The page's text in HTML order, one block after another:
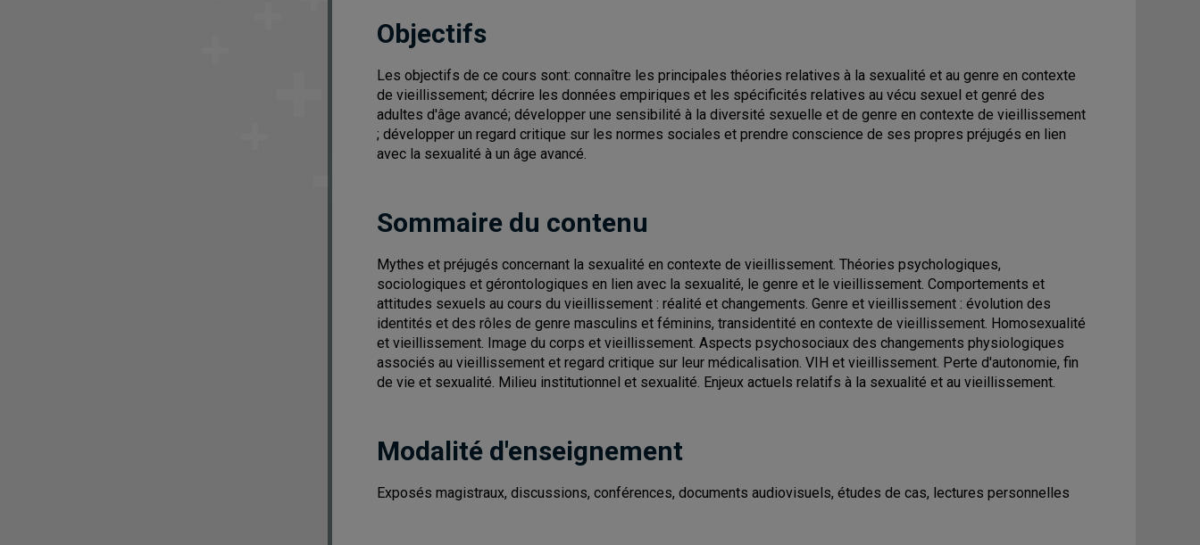
Objectifs
Les objectifs de ce cours sont: connaître les principales théories relatives à la sexualité et au genre en contexte
de vieillissement; décrire les données empiriques et les spécificités relatives au vécu sexuel et genré des
adultes d'âge avancé; développer une sensibilité à la diversité sexuelle et de genre en contexte de vieillissement
; développer un regard critique sur les normes sociales et prendre conscience de ses propres préjugés en lien
avec la sexualité à un âge avancé.
Sommaire du contenu
Mythes et préjugés concernant la sexualité en contexte de vieillissement. Théories psychologiques,
sociologiques et gérontologiques en lien avec la sexualité, le genre et le vieillissement. Comportements et
attitudes sexuels au cours du vieillissement : réalité et changements. Genre et vieillissement : évolution des
identités et des rôles de genre masculins et féminins, transidentité en contexte de vieillissement. Homosexualité
et vieillissement. Image du corps et vieillissement. Aspects psychosociaux des changements physiologiques
associés au vieillissement et regard critique sur leur médicalisation. VIH et vieillissement. Perte d'autonomie, fin
de vie et sexualité. Milieu institutionnel et sexualité. Enjeux actuels relatifs à la sexualité et au vieillissement.
Modalité d'enseignement
Exposés magistraux, discussions, conférences, documents audiovisuels, études de cas, lectures personnelles